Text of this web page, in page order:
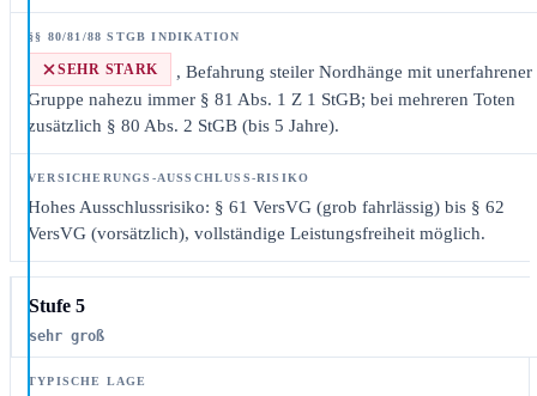
SEHR STARK
, Befahrung steiler Nordhänge mit unerfahrener
Gruppe nahezu immer § 81 Abs. 1 Z 1 StGB; bei mehreren Toten
zusätzlich § 80 Abs. 2 StGB (bis 5 Jahre).
Hohes Ausschlussrisiko: § 61 VersVG (grob fahrlässig) bis § 62
VersVG (vorsätzlich), vollständige Leistungsfreiheit möglich.
Stufe 5
sehr groß